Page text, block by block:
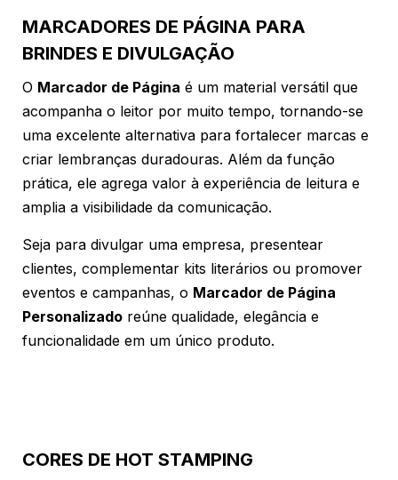
MARCADORES DE PÁGINA PARA
BRINDES E DIVULGAÇÃO
O Marcador de Página é um material versátil que
acompanha o leitor por muito tempo, tornando-se
uma excelente alternativa para fortalecer marcas e
criar lembranças duradouras. Além da função
prática, ele agrega valor à experiência de leitura e
amplia a visibilidade da comunicação.
Seja para divulgar uma empresa, presentear
clientes, complementar kits literários ou promover
eventos e campanhas, o Marcador de Página
Personalizado reúne qualidade, elegância e
funcionalidade em um único produto.
CORES DE HOT STAMPING